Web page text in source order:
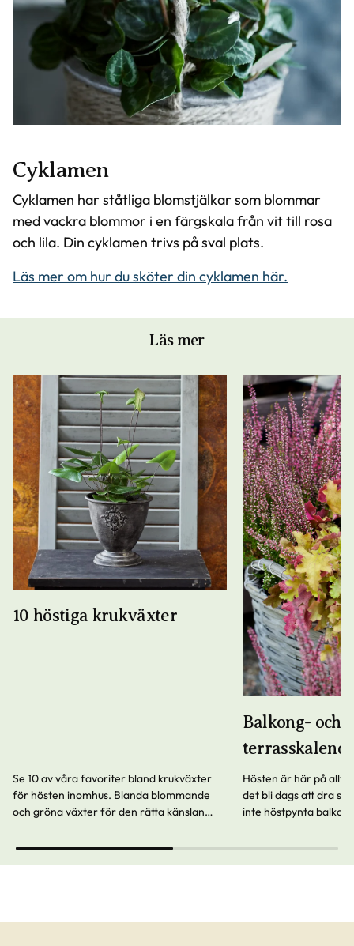
Cyklamen
Cyklamen har ståtliga blomstjälkar som blommar
med vackra blommor i en färgskala från vit till rosa
och lila. Din cyklamen trivs på sval plats.
Läs mer om hur du sköter din cyklamen här.
Läs mer
10 höstiga krukväxter
Se 10 av våra favoriter bland krukväxter
för hösten inomhus. Blanda blommande
och gröna växter för den rätta känslan
Balkong- och
Hösten är här på
det bli dags att dra sig
inte höstpynta